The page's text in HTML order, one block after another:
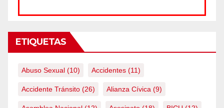
ETIQUETAS
Abuso Sexual (10) Accidentes (11)
Accidente Tránsito (26) Alianza Cívica (9)